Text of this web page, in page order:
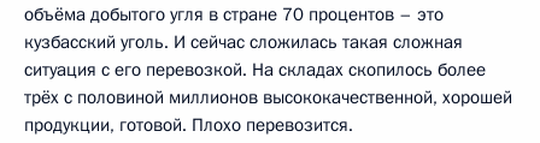
объёма добытого угля в стране 70 процентов – это
кузбасский уголь. И сейчас сложилась такая сложная
ситуация с его перевозкой. На складах скопилось более
трёх с половиной миллионов высококачественной, хорошей
продукции, готовой. Плохо перевозится.